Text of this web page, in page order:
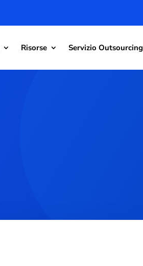
Risorse Servizio Outsourcing